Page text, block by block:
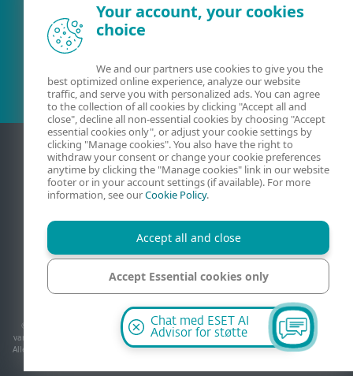
Kontakt Personvern
Juridisk informasjon
Rapporter sårbarheter
Nettstedskart
© 1992 - 2026 ESET, spol. s r.o. - Med enerett. Varemerkene som brukes i dette, er
varemerker eller registrerte varemerker for ESET, spol. s r.o. eller ESET North America.
Alle andre navn og varemerker er registrerte varemerker for sine respektive selskaper.
Your account, your cookies
choice
We and our partners use cookies to give you the
best optimized online experience, analyze our website
traffic, and serve you with personalized ads. You can agree
to the collection of all cookies by clicking "Accept all and
close", decline all non-essential cookies by choosing "Accept
essential cookies only", or adjust your cookie settings by
clicking "Manage cookies". You also have the right to
withdraw your consent or change your cookie preferences
anytime by clicking the "Manage cookies" link in our website
footer or in your account settings (if available). For more
information, see ourCookie Policy.
Accept all and close
Accept Essential cookies only
Manage cookies
Chat med ESET AI
Advisor for støtte